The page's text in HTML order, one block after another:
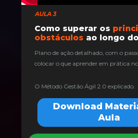
Como superar os
obstáculos ao longo
AULA 3
Plano de ação detalhado, com o
colocar o que aprender em prática
O Método Gestão Ágil 2.0 explicado.
Download
Aula